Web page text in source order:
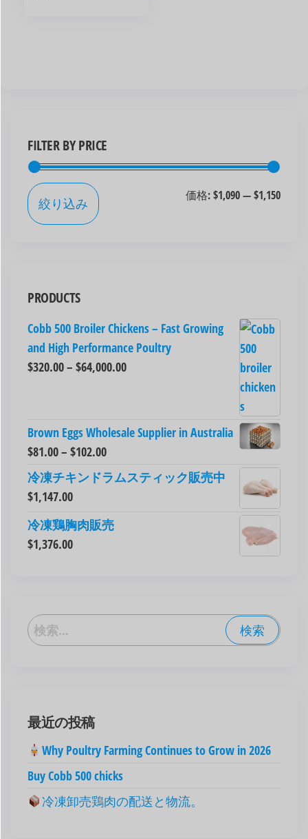
FILTER BY PRICE
絞り込み 価格:$1,090—$1,150
PRODUCTS
Cobb 500 Broiler Chickens – Fast Growing
and High Performance Poultry
$320.00– $64,000.00
Brown Eggs Wholesale Supplier in Australia
$81.00– $102.00
冷凍チキンドラムスティック販売中
$1,147.00
冷凍鶏胸肉販売
$1,376.00
最近の投稿
Why Poultry Farming Continues to Grow in 2026
Buy Cobb 500 chicks
冷凍卸売鶏肉の配送と物流。
Português
English (Australia)
العربية